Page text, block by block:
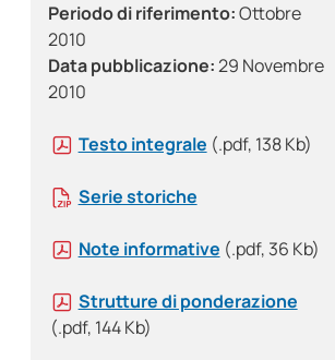
Periodo di riferimento:Ottobre
2010
Data pubblicazione:29 Novembre
2010
Testo integrale (.pdf, 138 Kb)
Serie storiche
Note informative (.pdf, 36 Kb)
Strutture di ponderazione
(.pdf, 144 Kb)